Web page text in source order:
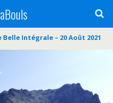
Intégrale – 20 Août 2021